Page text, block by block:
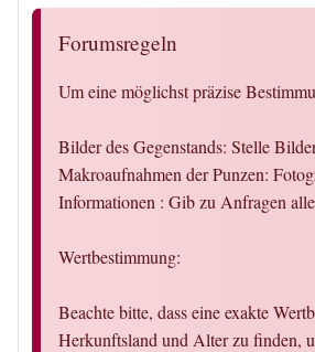
Forumsregeln
Um eine möglichst präzise
Bilder des Gegenstands: Stelle
Makroaufnahmen der Punzen:
Informationen : Gib zu Anfragen
Wertbestimmung:
Beachte bitte, dass eine exakte
Herkunftsland und Alter zu finden,